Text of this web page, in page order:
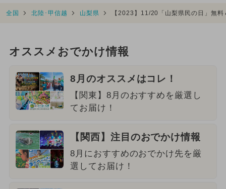
全国 北陸･甲信越 山梨県 【2023】11/20「山梨県民の日」無
オススメおでかけ情報
8月のオススメはコレ！
【関東】8月のおすすめを厳選し
てお届け！
【関西】注目のおでかけ情報
8月におすすめのおでかけ先を厳
選してお届け！